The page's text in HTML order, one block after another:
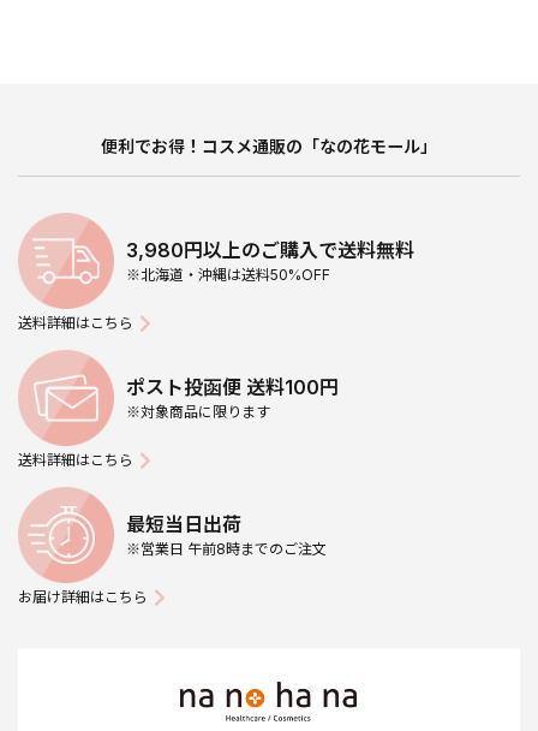
便利でお得！コスメ通販の「なの花モール」
3,980円以上のご購入で送料無料
※北海道・沖縄は送料50%OFF
送料詳細はこちら
ポスト投函便 送料100円
※対象商品に限ります
送料詳細はこちら
最短当日出荷
※営業日 午前8時までのご注文
お届け詳細はこちら